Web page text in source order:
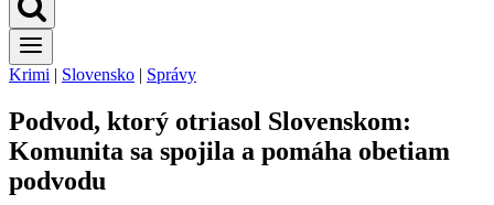
Krimi | Slovensko | Správy
Podvod, ktorý otriasol Slovenskom:
Komunita sa spojila a pomáha obetiam
podvodu